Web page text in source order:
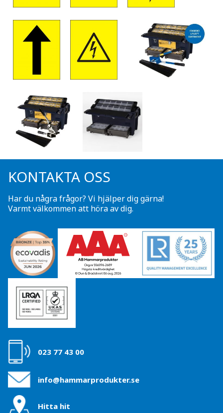
KONTAKTA OSS
Har du några frågor? Vi hjälper dig gärna!
Varmt välkommen att höra av dig.
023 77 43 00
info@hammarprodukter.se
Hitta hit